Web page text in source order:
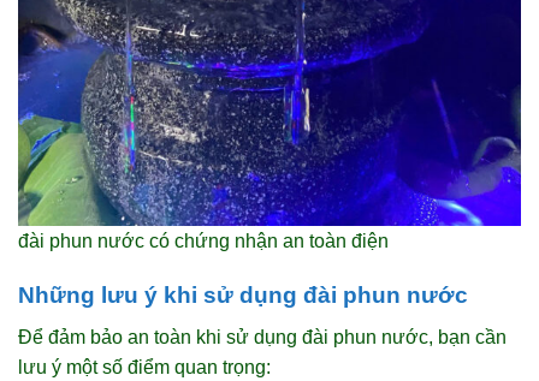
đài phun nước có chứng nhận an toàn điện
Những lưu ý khi sử dụng đài phun nước
Để đảm bảo an toàn khi sử dụng đài phun nước, bạn cần
lưu ý một số điểm quan trọng: